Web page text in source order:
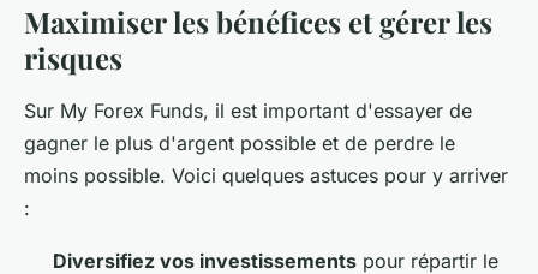
Maximiser les bénéfices et gérer les
risques
Sur My Forex Funds, il est important d'essayer de
gagner le plus d'argent possible et de perdre le
moins possible. Voici quelques astuces pour y arriver
:
Diversifiez vos investissements pour répartir le